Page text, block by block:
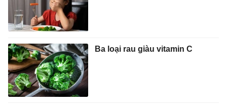
Ba loại rau giàu vitamin C